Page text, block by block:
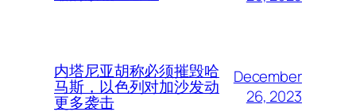
内塔尼亚胡称必须摧毁哈
马斯，以色列对加沙发动
更多袭击
December
26, 2023